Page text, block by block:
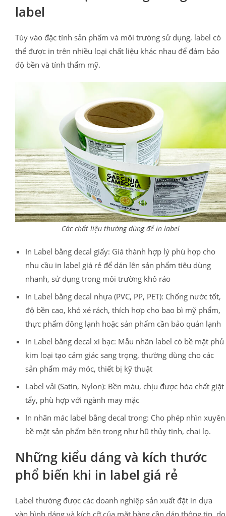
label
Tùy vào đặc tính sản phẩm và môi trường sử dụng, label có
thể được in trên nhiều loại chất liệu khác nhau để đảm bảo
độ bền và tính thẩm mỹ.
Các chất liệu thường dùng để in label
In Label bằng decal giấy: Giá thành hợp lý phù hợp cho
nhu cầu in label giá rẻ để dán lên sản phẩm tiêu dùng
nhanh, sử dụng trong môi trường khô ráo
In Label bằng decal nhựa (PVC, PP, PET): Chống nước tốt,
độ bền cao, khó xé rách, thích hợp cho bao bì mỹ phẩm,
thực phẩm đông lạnh hoặc sản phẩm cần bảo quản lạnh
In Label bằng decal xi bạc: Mẫu nhãn label có bề mặt phủ
kim loại tạo cảm giác sang trọng, thường dùng cho các
sản phẩm máy móc, thiết bị kỹ thuật
Label vải (Satin, Nylon): Bền màu, chịu được hóa chất giặt
tẩy, phù hợp với ngành may mặc
In nhãn mác label bằng decal trong: Cho phép nhìn xuyên
bề mặt sản phẩm bên trong như hũ thủy tinh, chai lọ.
Những kiểu dáng và kích thước
phổ biến khi in label giá rẻ
Label thường được các doanh nghiệp sản xuất đặt in dựa